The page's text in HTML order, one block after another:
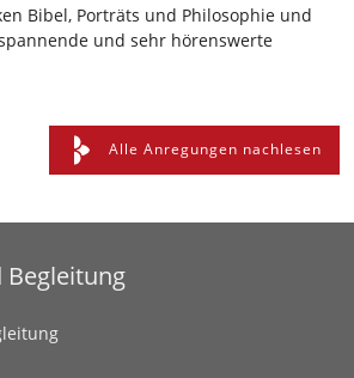
Bibel, Porträts und Philosophie und
und sehr hörenswerte
Alle Anregungen nachlesen
Begleitung